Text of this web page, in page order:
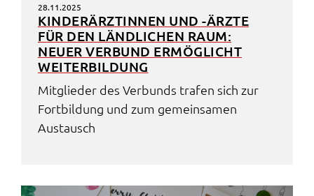
28.11.2025
KINDER­ÄRZ­TIN­NEN UND -ÄRZTE
FÜR DEN LÄND­LI­CHEN RAUM:
NEUER VERBUND ERMÖG­LICHT
WEITER­BIL­DUNG
Mitglie­der des Verbunds trafen sich zur
Fort­bil­dung und zum gemein­sa­men
Austausch